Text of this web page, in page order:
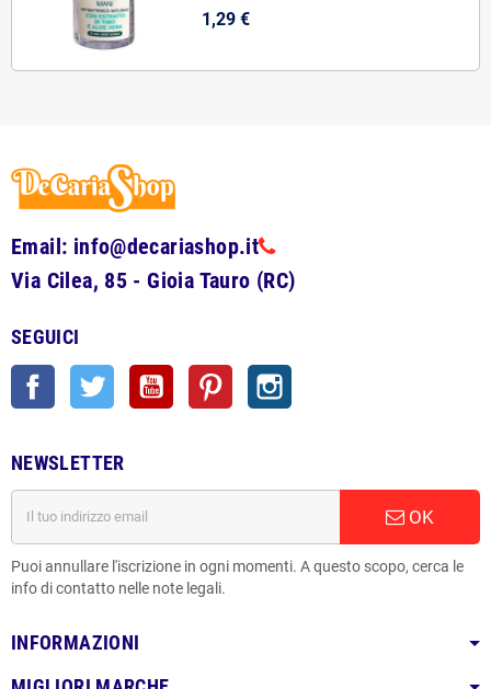
1,29 €
Email: info@decariashop.it
Via Cilea, 85 - Gioia Tauro (RC)
SEGUICI
Facebook Twitter YouTube Pinterest
NEWSLETTER
OK
Puoi annullare l'iscrizione in ogni momenti. A questo scopo, cerca le
info di contatto nelle note legali.
INFORMAZIONI